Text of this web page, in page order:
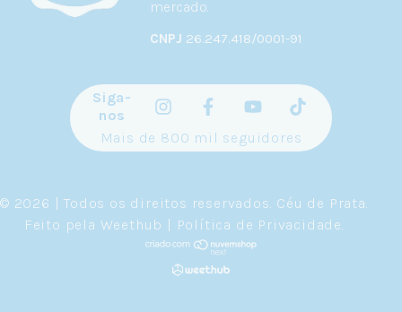
mercado.
CNPJ 26.247.418/0001-91
Siga-
nos
Mais de 800 mil seguidores
© 2026 | Todos os direitos reservados. Céu de Prata.
Feito pela Weethub | Política de Privacidade.